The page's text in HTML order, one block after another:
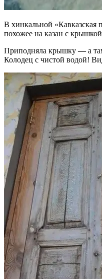
В хинкальной «Кавказская
похожее на казан с
Приподняла крышку — а
Колодец с чистой водой!